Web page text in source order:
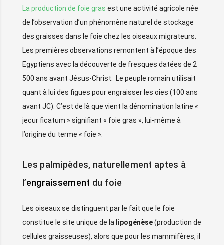
La production de foie gras est une activité agricole née
de l’observation d’un phénomène naturel de stockage
des graisses dans le foie chez les oiseaux migrateurs.
Les premières observations remontent à l’époque des
Egyptiens avec la découverte de fresques datées de 2
500 ans avant Jésus-Christ. Le peuple romain utilisait
quant à lui des figues pour engraisser les oies (100 ans
avant JC). C’est de là que vient la dénomination latine «
jecur ficatum » signifiant « foie gras », lui-même à
l’origine du terme « foie ».
Les palmipèdes, naturellement aptes à
l’engraissement du foie
Les oiseaux se distinguent par le fait que le foie
constitue le site unique de la lipogénèse(production de
cellules graisseuses), alors que pour les mammifères, il